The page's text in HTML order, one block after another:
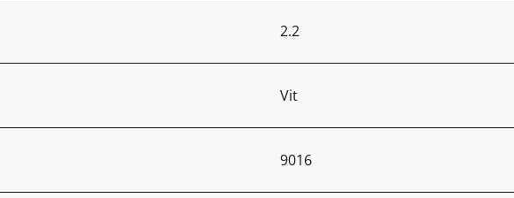
2.2
Vit
9016